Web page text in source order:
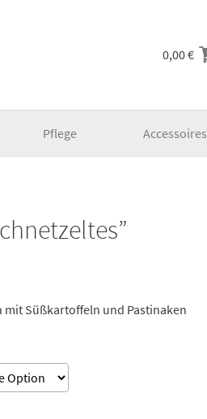
0,00€
Pflege Accessoires
mit Süßkartoffeln und Pastinaken